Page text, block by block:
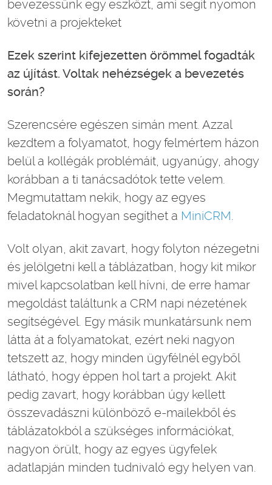
bevezessünk egy eszközt, ami segít nyomon
követni a projekteket
Ezek szerint kifejezetten örömmel fogadták
az újítást. Voltak nehézségek a bevezetés
során?
Szerencsére egészen simán ment. Azzal
kezdtem a folyamatot, hogy felmértem házon
belül a kollégák problémáit, ugyanúgy, ahogy
korábban a ti tanácsadótok tette velem.
Megmutattam nekik, hogy az egyes
feladatoknál hogyan segíthet a MiniCRM
Volt olyan, akit zavart, hogy folyton nézegetni
és jelölgetni kell a táblázatban, hogy kit mikor
mivel kapcsolatban kell hívni, de erre hamar
megoldást találtunk a CRM napi nézetének
segítségével. Egy másik munkatársunk nem
látta át a folyamatokat, ezért neki nagyon
tetszett az, hogy minden ügyfélnél egyből
látható, hogy éppen hol tart a projekt. Akit
pedig zavart, hogy korábban úgy kellett
összevadászni különböző e-mailekből és
táblázatokból a szükséges információkat,
nagyon örült, hogy az egyes ügyfelek
adatlapján minden tudnivaló egy helyen van.